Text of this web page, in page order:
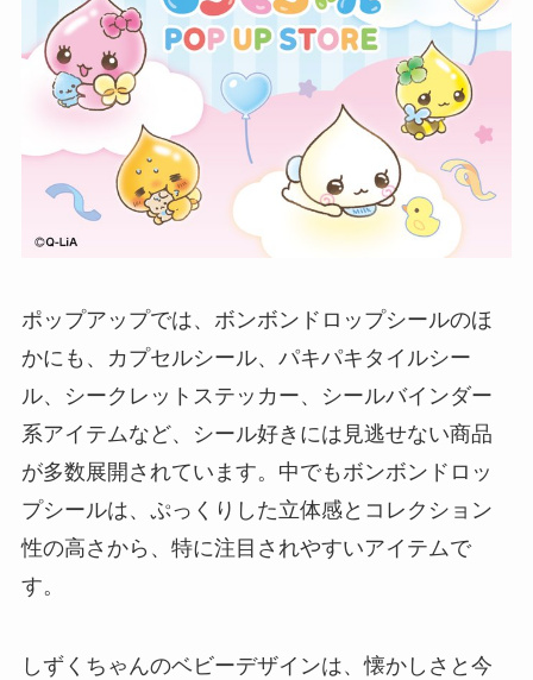
ポップアップでは、ボンボンドロップシールのほ
かにも、カプセルシール、パキパキタイルシー
ル、シークレットステッカー、シールバインダー
系アイテムなど、シール好きには見逃せない商品
が多数展開されています。中でもボンボンドロッ
プシールは、ぷっくりした立体感とコレクション
性の高さから、特に注目されやすいアイテムで
す。
しずくちゃんのベビーデザインは、懐かしさと今